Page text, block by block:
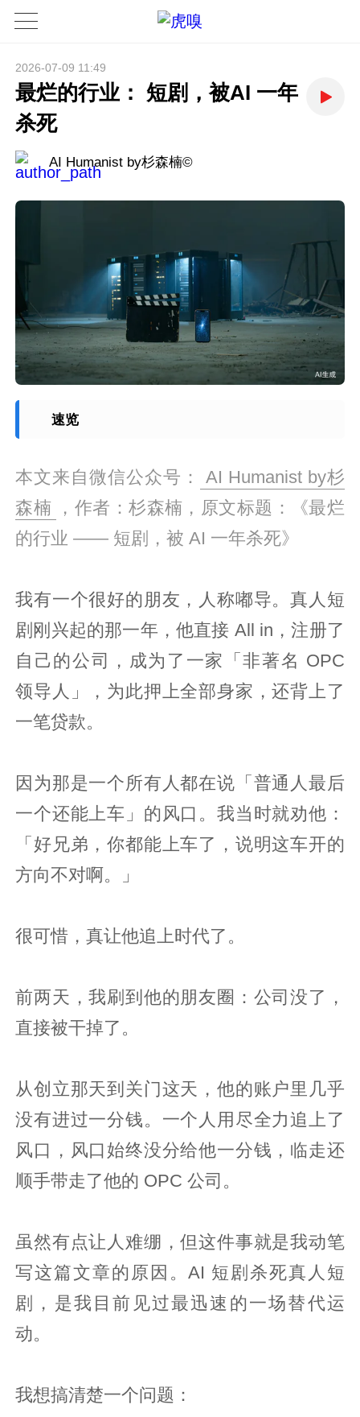
2026-07-09 11:49
最烂的行业： 短剧，被AI 一年
杀死
AI Humanist by杉森楠©
速览
本文来自微信公众号：
AI Humanist by杉
森楠
，作者：杉森楠，原文标题：《最烂
的行业 —— 短剧，被 AI 一年杀死》
我有一个很好的朋友，人称嘟导。真人短
剧刚兴起的那一年，他直接 All in，注册了
自己的公司，成为了一家「非著名 OPC
领导人」，为此押上全部身家，还背上了
一笔贷款。
因为那是一个所有人都在说「普通人最后
一个还能上车」的风口。我当时就劝他：
「好兄弟，你都能上车了，说明这车开的
方向不对啊。」
很可惜，真让他追上时代了。
前两天，我刷到他的朋友圈：公司没了，
直接被干掉了。
从创立那天到关门这天，他的账户里几乎
没有进过一分钱。一个人用尽全力追上了
风口，风口始终没分给他一分钱，临走还
顺手带走了他的 OPC 公司。
虽然有点让人难绷，但这件事就是我动笔
写这篇文章的原因。AI 短剧杀死真人短
剧，是我目前见过最迅速的一场替代运
动。
我想搞清楚一个问题：